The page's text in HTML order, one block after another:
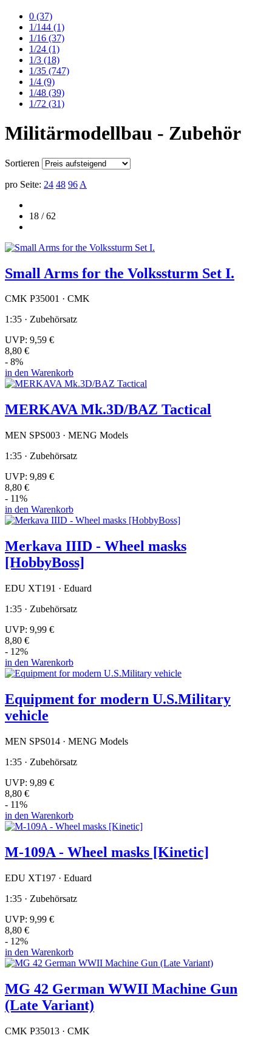
0 (37)
1/144 (1)
1/16 (37)
1/24 (1)
1/3 (18)
1/35 (747)
1/4 (9)
1/48 (39)
1/72 (31)
Militärmodellbau - Zubehör
Sortieren
pro Seite: 24 48 96 A
18 / 62
Small Arms for the Volkssturm Set I.
CMK P35001 · CMK
1:35 · Zubehörsatz
UVP: 9,59 €
8,80 €
- 8%
in den Warenkorb
MERKAVA Mk.3D/BAZ Tactical
MEN SPS003 · MENG Models
1:35 · Zubehörsatz
UVP: 9,89 €
8,80 €
- 11%
in den Warenkorb
Merkava IIID - Wheel masks
[HobbyBoss]
EDU XT191 · Eduard
1:35 · Zubehörsatz
UVP: 9,99 €
8,80 €
- 12%
in den Warenkorb
Equipment for modern U.S.Military
vehicle
MEN SPS014 · MENG Models
1:35 · Zubehörsatz
UVP: 9,89 €
8,80 €
- 11%
in den Warenkorb
M-109A - Wheel masks [Kinetic]
EDU XT197 · Eduard
1:35 · Zubehörsatz
UVP: 9,99 €
8,80 €
- 12%
in den Warenkorb
MG 42 German WWII Machine Gun
(Late Variant)
CMK P35013 · CMK